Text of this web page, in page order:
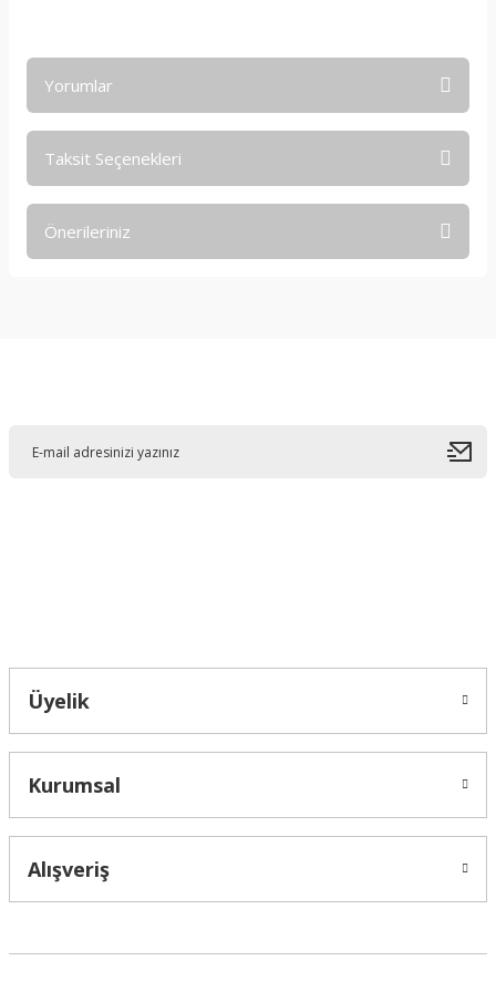
Yorumlar
Taksit Seçenekleri
Önerileriniz
Üyelik
Kurumsal
Alışveriş